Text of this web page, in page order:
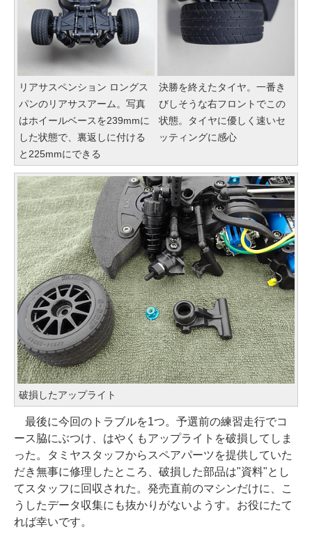
リアサスペンション ロングス
パンのリアサスアーム。写真
はホイールベースを239mmに
した状態で、裏返しに付ける
と225mmにできる
決勝を終えたタイヤ。一番き
びしそうな右フロントでこの
状態。タイヤに優しく速いセ
ッティングに感心
破損したアップライト
最後に今回のトラブルを1つ。予選前の練習走行でコ
ース脇にぶつけ、はやくもアップライトを破損してしま
った。タミヤスタッフからスペアパーツを提供していた
だき無事に修理したところ、破損した部品は"資料"とし
てスタッフに回収された。発売直前のマシンだけに、こ
うしたデータ収集にも抜かりがないようす。お役にたて
れば幸いです。